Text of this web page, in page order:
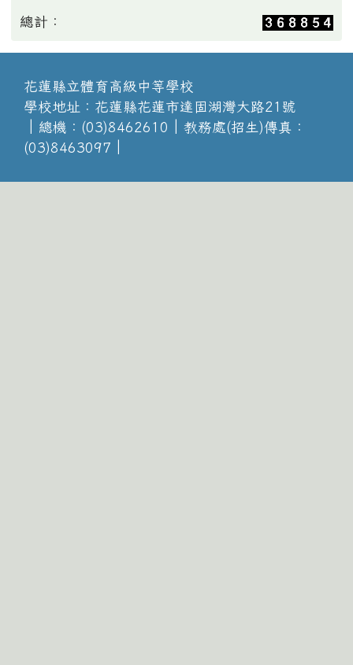
總計：
花蓮縣立體育高級中等學校
學校地址：花蓮縣花蓮市達固湖灣大路21號
│總機：(03)8462610│教務處(招生)傳真：
(03)8463097│